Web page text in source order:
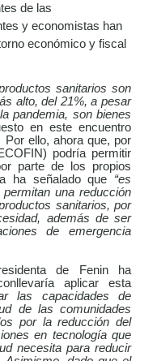
de las
y economistas han
económico y fiscal
sanitarios son
alto, del 21%, a pesar
pandemia, son bienes
en este encuentro
Por ello, ahora que, por
podría permitir
parte de los propios
ha señalado que “es
una reducción
sanitarios, por
además de ser
de emergencia
de Fenin ha
aplicar esta
las capacidades de
de las comunidades
por la reducción del
en tecnología que
necesita para reducir